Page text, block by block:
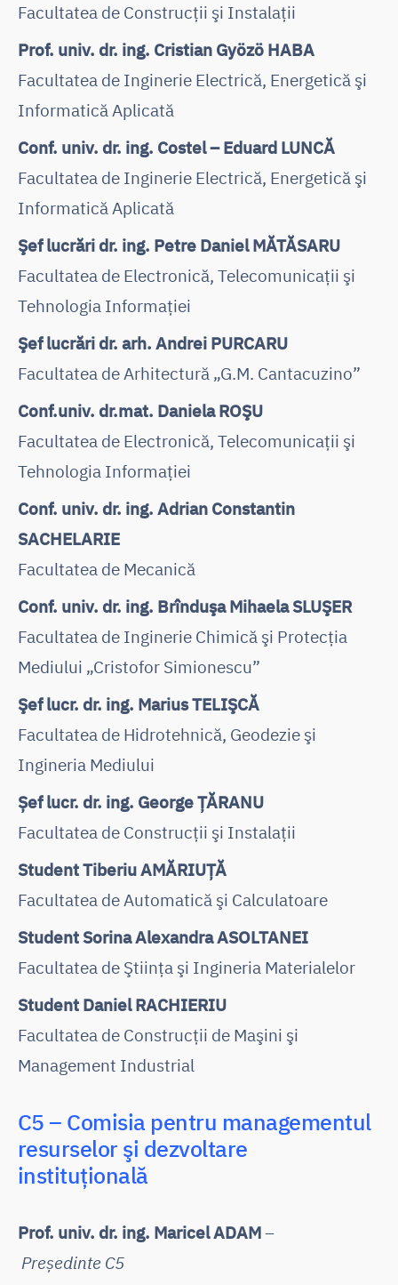
Facultatea de Construcţii şi Instalaţii
Prof. univ. dr. ing. Cristian Gyözö HABA
Facultatea de Inginerie Electrică, Energetică şi
Informatică Aplicată
Conf. univ. dr. ing. Costel – Eduard LUNCĂ
Facultatea de Inginerie Electrică, Energetică şi
Informatică Aplicată
Şef lucrări dr. ing. Petre Daniel MĂTĂSARU
Facultatea de Electronică, Telecomunicaţii şi
Tehnologia Informaţiei
Şef lucrări dr. arh. Andrei PURCARU
Facultatea de Arhitectură „G.M. Cantacuzino”
Conf.univ. dr.mat. Daniela ROŞU
Facultatea de Electronică, Telecomunicaţii şi
Tehnologia Informaţiei
Conf. univ. dr. ing. Adrian Constantin
SACHELARIE
Facultatea de Mecanică
Conf. univ. dr. ing. Brînduşa Mihaela SLUŞER
Facultatea de Inginerie Chimică şi Protecţia
Mediului „Cristofor Simionescu”
Şef lucr. dr. ing. Marius TELIŞCĂ
Facultatea de Hidrotehnică, Geodezie şi
Ingineria Mediului
Șef lucr. dr. ing. George ȚĂRANU
Facultatea de Construcţii şi Instalaţii
Student Tiberiu AMĂRIUȚĂ
Facultatea de Automatică şi Calculatoare
Student Sorina Alexandra ASOLTANEI
Facultatea de Ştiinţa şi Ingineria Materialelor
Student Daniel RACHIERIU
Facultatea de Construcţii de Maşini şi
Management Industrial
C5 – Comisia pentru managementul
resurselor şi dezvoltare
instituţională
Prof. univ. dr. ing. Maricel ADAM–
Președinte C5